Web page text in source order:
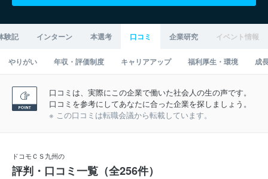
験記 インターン 本選考 口コミ 企業研究 イベント情報
やりがい 年収・評価制度 キャリアアップ 福利厚生・環境 成
口コミは、実際にこの企業で働いた社会人の生の声です。
口コミを参考にしてあなたに合った企業を探しましょう。
※ この口コミは転職会議から転載しています。
ドコモＣＳ九州の
評判・口コミ一覧（全256件）